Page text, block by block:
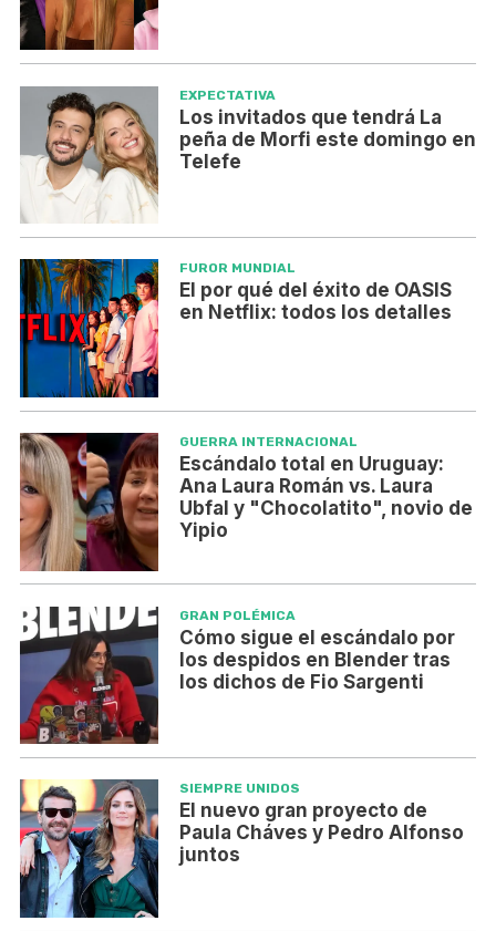
EXPECTATIVA
Los invitados que tendrá La
peña de Morfi este domingo en
Telefe
FUROR MUNDIAL
El por qué del éxito de OASIS
en Netflix: todos los detalles
GUERRA INTERNACIONAL
Escándalo total en Uruguay:
Ana Laura Román vs. Laura
Ubfal y "Chocolatito", novio de
Yipio
GRAN POLÉMICA
Cómo sigue el escándalo por
los despidos en Blender tras
los dichos de Fio Sargenti
SIEMPRE UNIDOS
El nuevo gran proyecto de
Paula Cháves y Pedro Alfonso
juntos